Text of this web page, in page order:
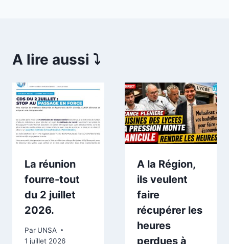
A lire aussi ⤵️
La réunion
fourre-tout
du 2 juillet
2026.
Par UNSA
1 juillet 2026
A la Région,
ils veulent
faire
récupérer les
heures
perdues à